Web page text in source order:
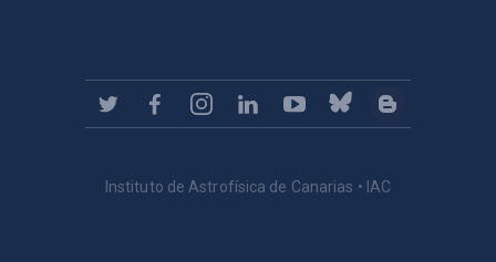
Instituto de Astrofísica de Canarias • IAC